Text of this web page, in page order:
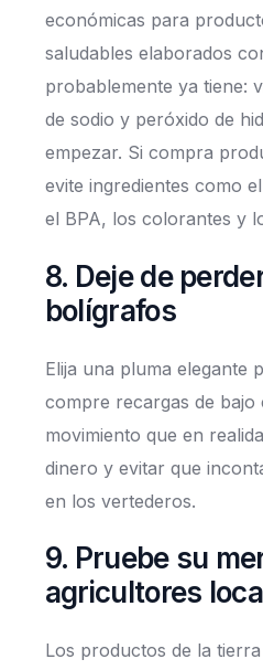
económicas para
saludables elaborados
probablemente ya tiene:
de sodio y peróxido de
empezar. Si compra
evite ingredientes como
el BPA, los colorantes y
8. Deje de
bolígrafos
Elija una pluma elegante
compre recargas de bajo
movimiento que en
dinero y evitar que
en los vertederos.
9. Pruebe su
agricultores
Los productos de la